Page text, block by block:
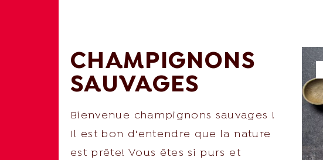
CHAMPIGNONS
SAUVAGES
Bienvenue champignons sauvages !
Il est bon d'entendre que la nature
est prête! Vous êtes si purs et